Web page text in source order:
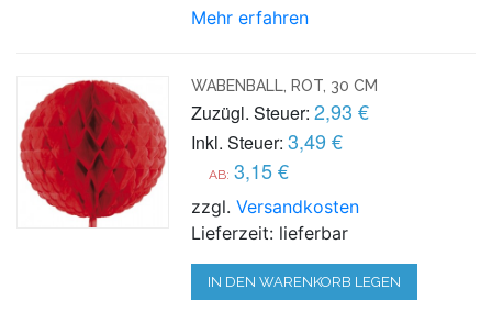
Mehr erfahren
WABENBALL, ROT, 30 CM
Zuzügl. Steuer: 2,93 €
Inkl. Steuer: 3,49 €
AB: 3,15 €
zzgl.Versandkosten
Lieferzeit: lieferbar
IN DEN WARENKORB LEGEN